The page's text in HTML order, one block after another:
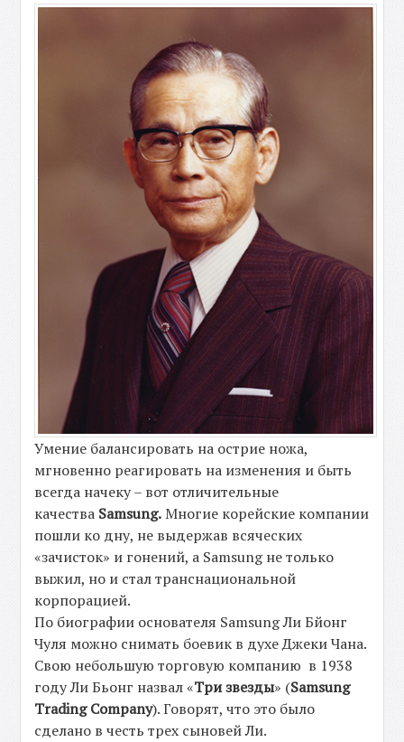
Умение балансировать на острие ножа,
мгновенно реагировать на изменения и быть
всегда начеку – вот отличительные
качества Samsung.Многие корейские компании
пошли ко дну, не выдержав всяческих
«зачисток» и гонений, а Samsung не только
выжил, но и стал транснациональной
корпорацией.
По биографии основателя Samsung Ли Бйонг
Чуля можно снимать боевик в духе Джеки Чана.
Свою небольшую торговую компанию в 1938
году Ли Бьонг назвал «Три звезды» (Samsung
Trading Company). Говорят, что это было
сделано в честь трех сыновей Ли.